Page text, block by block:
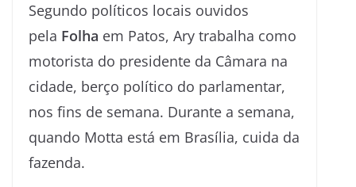
Segundo políticos locais ouvidos
pela Folha em Patos, Ary trabalha como
motorista do presidente da Câmara na
cidade, berço político do parlamentar,
nos fins de semana. Durante a semana,
quando Motta está em Brasília, cuida da
fazenda.